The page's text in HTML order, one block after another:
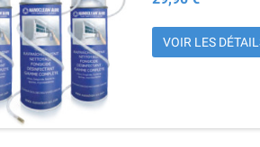
VOIR LES